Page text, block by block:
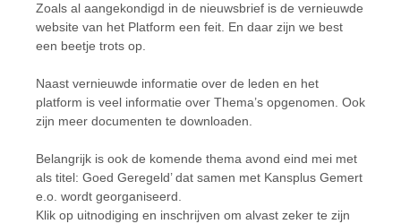
Zoals al aangekondigd in de nieuwsbrief is de vernieuwde
website van het Platform een feit. En daar zijn we best
een beetje trots op.
Naast vernieuwde informatie over de leden en het
platform is veel informatie over Thema’s opgenomen. Ook
zijn meer documenten te downloaden.
Belangrijk is ook de komende thema avond eind mei met
als titel: Goed Geregeld’ dat samen met Kansplus Gemert
e.o. wordt georganiseerd.
Klik op uitnodiging en inschrijven om alvast zeker te zijn